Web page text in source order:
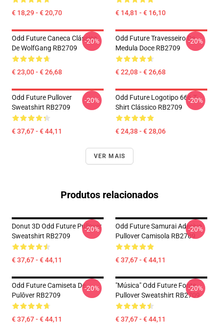
€ 18,29 - € 20,70 € 14,81 - € 16,10
Odd Future Caneca Clássica
De WolfGang RB2709
€ 23,00 - € 26,68
-20%
Odd Future Travesseiro De
Medula Doce RB2709
€ 22,08 - € 26,68
-20%
Odd Future Pullover
Sweatshirt RB2709
€ 37,67 - € 44,11
-20%
Odd Future Logotipo 666 T-
Shirt Clássico RB2709
€ 24,38 - € 28,06
-20%
VER MAIS
Produtos relacionados
Donut 3D Odd Future Pullover
Sweatshirt RB2709
€ 37,67 - € 44,11
-20%
Odd Future Samurai Adesivo
Pullover Camisola RB2709
€ 37,67 - € 44,11
-20%
Odd Future Camiseta De
Pulôver RB2709
€ 37,67 - € 44,11
-20%
"Música" Odd Future Fonte
Pullover Sweatshirt RB2709
€ 37,67 - € 44,11
-20%